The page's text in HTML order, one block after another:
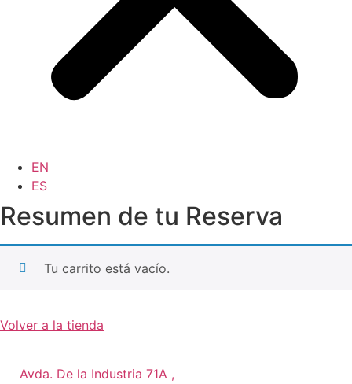
EN
ES
Resumen de tu Reserva
Tu carrito está vacío.
Volver a la tienda
Avda. De la Industria 71A ,